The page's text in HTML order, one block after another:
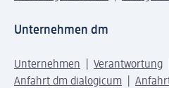
Unternehmen dm
Unternehmen Verantwortung
Anfahrt dm dialogicum